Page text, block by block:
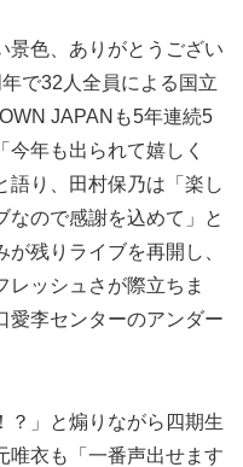
景色、ありがとうござい
で32人全員による国立
JAPANも5年連続5
年も出られて嬉しく
語り、田村保乃は「楽し
なので感謝を込めて」と
残りライブを再開し、
レッシュさが際立ちま
愛李センターのアンダー
？」と煽りながら四期生
唯衣も「一番声出せます